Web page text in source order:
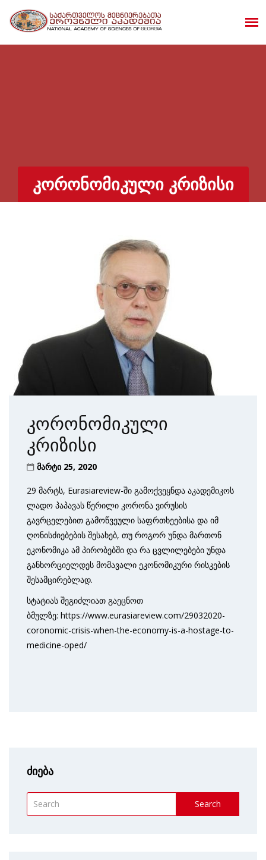
ᲙᲝᲠᲝᲜᲝᲛᲘᲙᲣᲚᲘ ᲙᲠᲘᲖᲘᲡᲘ
კორონომიკული
კრიზისი
მარტი 25, 2020
29 მარტს, Eurasiareview-ში გამოქვეყნდა აკადემიკოს
ლადო პაპავას წერილი კორონა ვირუსის
გავრცელებით გამოწვეული საფრთხეებისა და იმ
ღონისძიებების შესახებ, თუ როგორ უნდა მართონ
ეკონომიკა ამ პირობებში და რა ცვლილებები უნდა
განხორციელდეს მომავალი ეკონომიკური რისკების
შესამცირებლად.
სტატიას შეგიძლიათ გაეცნოთ
ბმულზე: https://www.eurasiareview.com/29032020-
coronomic-crisis-when-the-economy-is-a-hostage-to-
medicine-oped/
ძიება
Search